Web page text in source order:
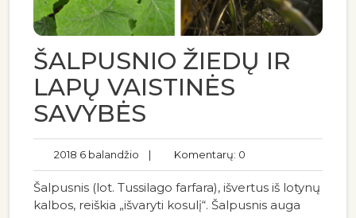
ŠALPUSNIO ŽIEDŲ IR
LAPŲ VAISTINĖS
SAVYBĖS
2018 6 balandžio | Komentarų: 0
Šalpusnis (lot. Tussilago farfara), išvertus iš lotynų
kalbos, reiškia „išvaryti kosulį“. Šalpusnis auga